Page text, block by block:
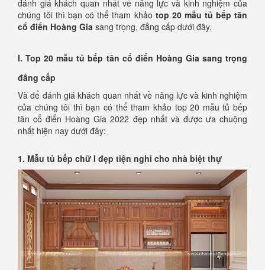
đánh giá khách quan nhất về năng lực và kinh nghiệm của
chúng tôi thì bạn có thể tham khảo top 20 mẫu tủ bếp tân
cổ điển Hoàng Gia sang trọng, đẳng cấp dưới đây.
I. Top 20 mẫu tủ bếp tân cổ điển Hoàng Gia sang trọng
đẳng cấp
Và để đánh giá khách quan nhất về năng lực và kinh nghiệm
của chúng tôi thì bạn có thể tham khảo top 20 mẫu tủ bếp
tân cổ điển Hoàng Gia 2022 đẹp nhất và được ưa chuộng
nhất hiện nay dưới đây:
1. Mẫu tủ bếp chữ I đẹp tiện nghi cho nhà biệt thự